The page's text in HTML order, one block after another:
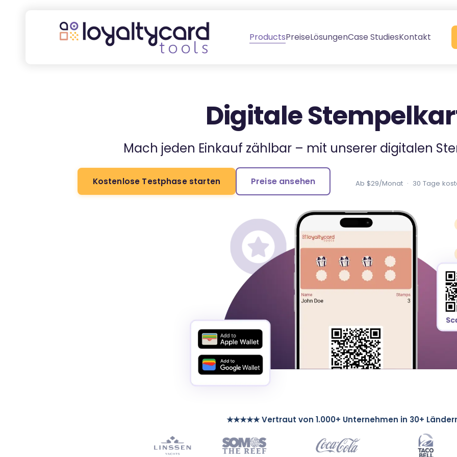
ProductsPreiseLösungenCase StudiesKontakt
Digitale
Mach jeden Einkauf zählbar – mit unserer digitalen
Kostenlose Testphase starten Preise ansehen Ab $29/Monat · 30 Tage
★★★★★ Vertraut von 1.000+ Unternehmen in 30+